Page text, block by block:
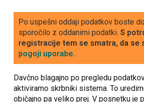
Po uspešni oddaji podatkov boste
sporočilo z oddanimi podatki. S
registracije tem se smatra, da se
pogoji uporabe.
Davčno blagajno po pregledu
aktiviramo skrbniki sistema. To
običajno pa veliko prej. V posnetku je